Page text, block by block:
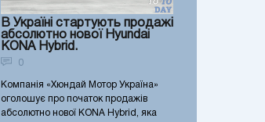
В Україні стартують продажі
абсолютно нової Hyundai
KONA Hybrid.
0
Компанія «Хюндай Мотор Україна»
оголошує про початок продажів
абсолютно нової KONA Hybrid, яка